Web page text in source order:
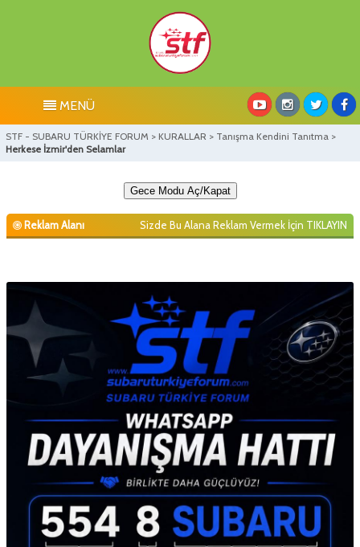
MENÜ
STF - SUBARU TÜRKİYE FORUM > KURALLAR > Tanışma Kendini Tanıtma >
Herkese İzmir'den Selamlar
Gece Modu Aç/Kapat
Reklam Alanı Sizde Bu Alana Reklam Vermek İçin TIKLAYIN